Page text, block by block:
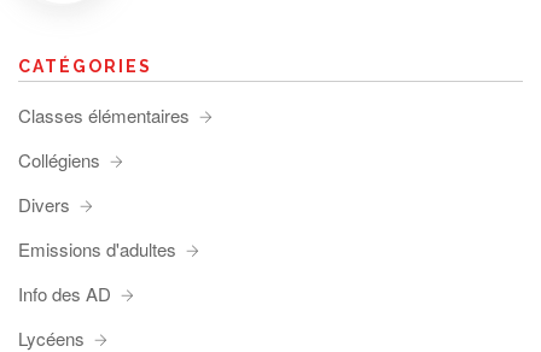
CATÉGORIES
Classes élémentaires
Collégiens
Divers
Emissions d'adultes
Info des AD
Lycéens